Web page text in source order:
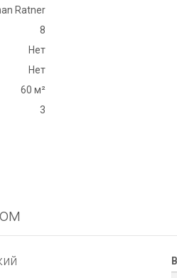
Ratner
8
Нет
Нет
60 м²
3